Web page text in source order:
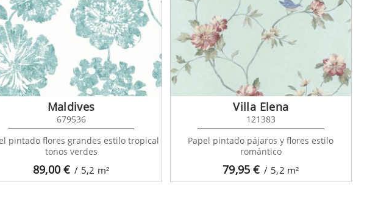
89,00€ / 5,2 m²
Maldives
679536
pintado flores grandes estilo tropical
tonos verdes
79,95 € / 5,2 m²
Villa Elena
121383
Papel pintado pájaros y flores estilo
romántico